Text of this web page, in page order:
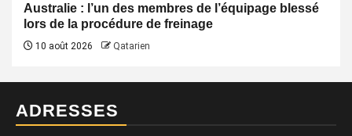
Australie : l’un des membres de l’équipage blessé
lors de la procédure de freinage
10 août 2026 Qatarien
ADRESSES